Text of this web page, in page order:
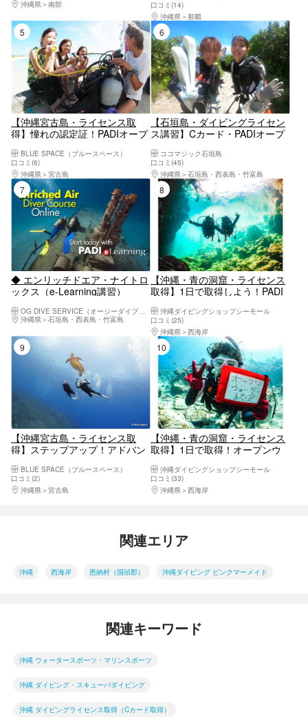
ターコース
沖縄県
南部
口コミ(14)
沖縄県
那覇
5位
【沖縄宮古島・ライセンス取
得】憧れの認定証！PADIオープ
日間プラン
BLUE SPACE（ブルースペース）
口コミ(6)
沖縄県
宮古島
6位
【石垣島・ダイビングライセン
ス講習】Cカード・PADIオープ
気エリアで取得しよう！
ココマジック石垣島
口コミ(45)
沖縄県
石垣島・西表島・竹富島
7位
◆ エンリッチドエア・ナイトロ
ックス（e-Learning講習）
OG DIVE SERVICE（オージーダイブサービス）
沖縄県
石垣島・西表島・竹富島
8位
【沖縄・青の洞窟・ライセンス
取得】1日で取得しよう！PADI
沖縄ダイビングショップシーモール
口コミ(25)
沖縄県
西海岸
9位
【沖縄宮古島・ライセンス取
得】ステップアップ！アドバン
プラン
BLUE SPACE（ブルースペース）
口コミ(2)
沖縄県
宮古島
10位
【沖縄・青の洞窟・ライセンス
取得】1日で取得！オープンウ
沖縄ダイビングショップシーモール
口コミ(33)
沖縄県
西海岸
関連エリア
沖縄 西海岸 恩納村（国頭郡） 沖縄ダイビング ピンクマーメイド
関連キーワード
沖縄 ウォータースポーツ・マリンスポーツ
沖縄 ダイビング・スキューバダイビング
沖縄 ダイビングライセンス取得（Cカード取得）